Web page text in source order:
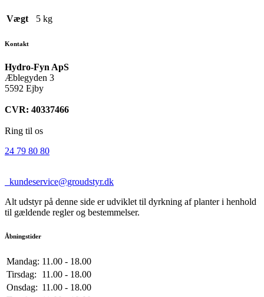
Vægt 5 kg
Kontakt
Hydro-Fyn ApS
Æblegyden 3
5592 Ejby
CVR: 40337466
Ring til os
24 79 80 80
kundeservice@groudstyr.dk
Alt udstyr på denne side er udviklet til dyrkning af planter i henhold
til gældende regler og bestemmelser.
Åbningstider
Mandag: 11.00 - 18.00
Tirsdag:
11.00 - 18.00
Onsdag: 11.00 - 18.00